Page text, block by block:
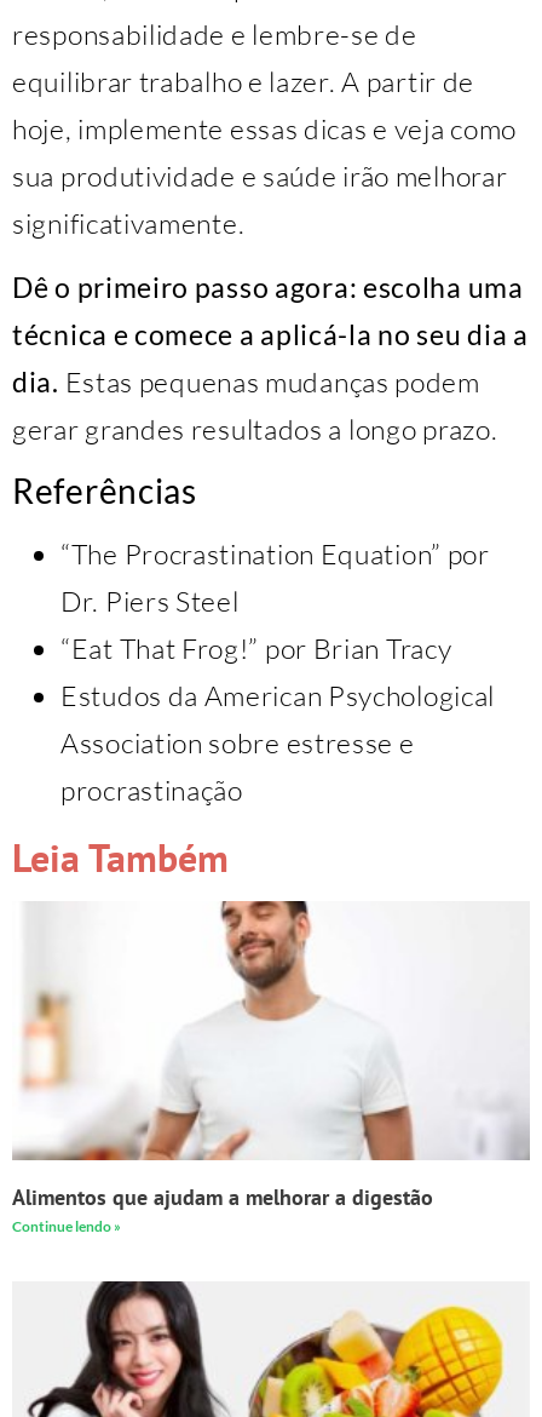
responsabilidade e lembre-se de
equilibrar trabalho e lazer. A partir de
hoje, implemente essas dicas e veja como
sua produtividade e saúde irão melhorar
significativamente.
Dê o primeiro passo agora: escolha uma
técnica e comece a aplicá-la no seu dia a
dia. Estas pequenas mudanças podem
gerar grandes resultados a longo prazo.
Referências
“The Procrastination Equation” por
Dr. Piers Steel
“Eat That Frog!” por Brian Tracy
Estudos da American Psychological
Association sobre estresse e
procrastinação
Leia Também
Alimentos que ajudam a melhorar a digestão
Continue lendo »